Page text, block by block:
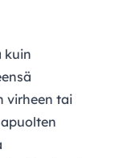
kuin
virheen tai